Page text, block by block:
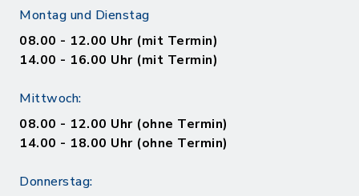
Montag und Dienstag
08.00 - 12.00 Uhr (mit Termin)
14.00 - 16.00 Uhr (mit Termin)
Mittwoch:
08.00 - 12.00 Uhr (ohne Termin)
14.00 - 18.00 Uhr (ohne Termin)
Donnerstag: